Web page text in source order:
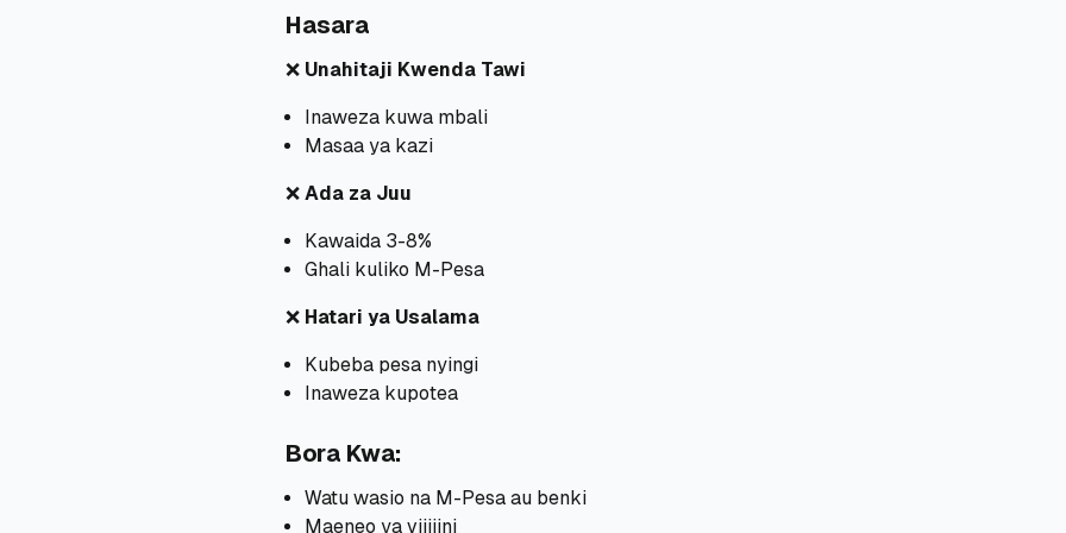
Hasara
❌ Unahitaji Kwenda Tawi
Inaweza kuwa mbali
Masaa ya kazi
❌ Ada za Juu
Kawaida 3-8%
Ghali kuliko M-Pesa
❌ Hatari ya Usalama
Kubeba pesa nyingi
Inaweza kupotea
Bora Kwa:
Watu wasio na M-Pesa au benki
Maeneo ya vijijini